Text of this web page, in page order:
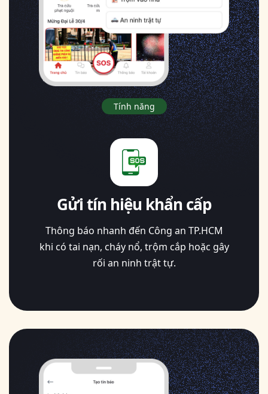
Tính năng
Gửi tín hiệu khẩn cấp
Thông báo nhanh đến Công an TP.HCM
khi có tai nạn, cháy nổ, trộm cắp hoặc gây
rối an ninh trật tự.